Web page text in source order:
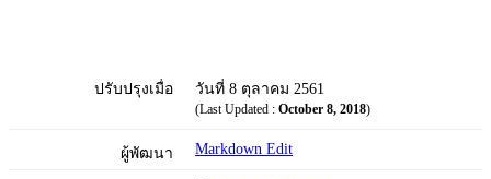
ปรับปรุงเมื่อ วันที่ 8 ตุลาคม 2561
(Last Updated : October 8, 2018)
ผู้พัฒนา Markdown Edit